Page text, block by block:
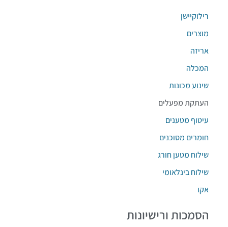
רילוקיישן
מוצרים
אריזה
המכלה
שינוע מכונות
העתקת מפעלים
עיטוף מטענים
חומרים מסוכנים
שילוח מטען חורג
שילוח בינלאומי
אקו
הסמכות ורישיונות